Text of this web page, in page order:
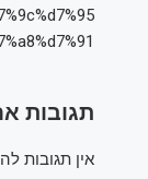
תגובות
אין תגובות